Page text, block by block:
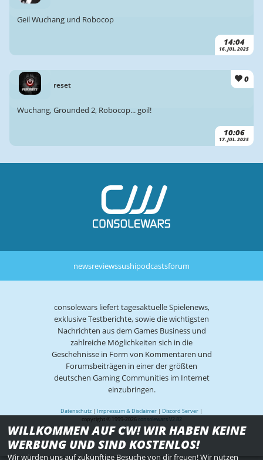
14:04
16. JUL. 2025
Geil Wuchang und Robocop
reset
0
10:06
17. JUL. 2025
Wuchang, Grounded 2, Robocop... goil!
newsreviewssushipodcastsforum
consolewars liefert tagesaktuelle Spielenews,
exklusive Testberichte, sowie die wichtigsten
Nachrichten aus dem Games Business und
zahlreiche Möglichkeiten sich in die
Geschehnisse in Form von Kommentaren und
Forumsbeiträgen in einer der größten
deutschen Gaming Communities im Internet
einzubringen.
Datenschutz | Impressum & Disclaimer | Discord Server |
copyright © 1999-2026 consolewars V2.82
WILLKOMMEN AUF CW! WIR HABEN KEINE
WERBUNG UND SIND KOSTENLOS!
Wir würden uns auf zukünftige Besuche von dir freuen! Wir nutzen